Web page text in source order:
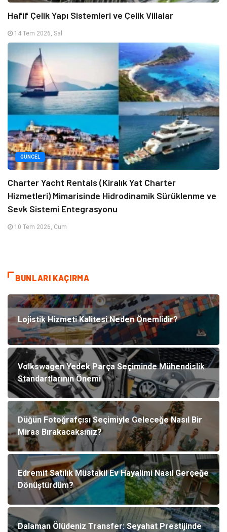
Hafif Çelik Yapı Sistemleri ve Çelik Villalar
14 Tem 2026, Sal
GÜNCEL
Charter Yacht Rentals (Kiralık Yat Charter
Hizmetleri) Mimarisinde Hidrodinamik Sürüklenme ve
Sevk Sistemi Entegrasyonu
10 Tem 2026, Cum
BUNLARI KAÇIRMA
Lojistik Hizmeti Kalitesi Neden Önemlidir?
Volkswagen Yedek Parça Seçiminde Mühendislik
Standartlarının Önemi
Düğün Fotoğrafçısı Seçimiyle Geleceğe Nasıl Bir
Miras Bırakacaksınız?
Edremit Satılık Müstakil Ev Hayalimi Nasıl Gerçeğe
Dönüştürdüm?
Dalaman Ölüdeniz Transfer: Seyahat Prestijinde